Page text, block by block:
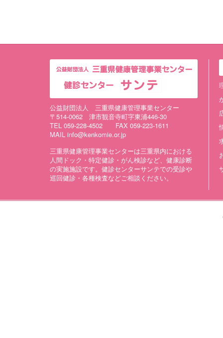
公益財団法人 三重県健康管理事業センター
〒514-0062 津市観音寺町字東浦446-30
TEL 059-228-4502 FAX 059-223-1611
MAIL info@kenkomie.or.jp
三重県健康管理事業センターは三重県内における
人間ドック・特定健診・がん検診など、健康診断
の実施施設です。健診センターサンテでの受診や
巡回健診・各種検査などご相談ください。